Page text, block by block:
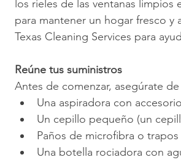
los rieles de las ventanas
para mantener un hogar fresco y
Texas Cleaning Services para
Reúne tus suministros
Antes de comenzar, asegúrate
Una aspiradora con
Un cepillo pequeño (un
Paños de microfibra o trapos
Una botella rociadora con